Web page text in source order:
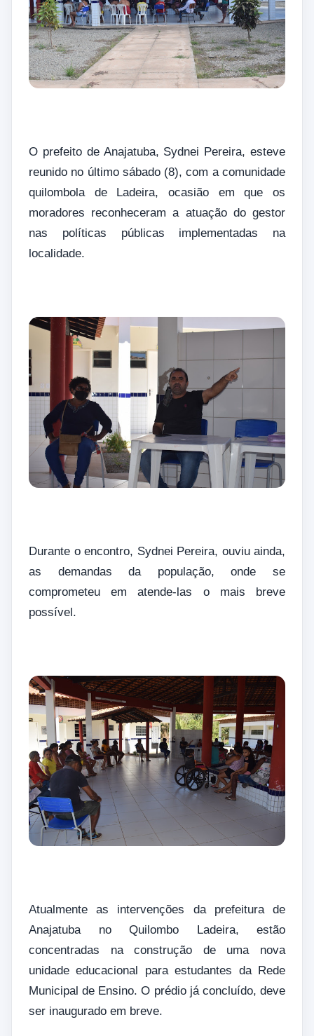
O prefeito de Anajatuba, Sydnei Pereira, esteve
reunido no último sábado (8), com a comunidade
quilombola de Ladeira, ocasião em que os
moradores reconheceram a atuação do gestor
nas políticas públicas implementadas na
localidade.
Durante o encontro, Sydnei Pereira, ouviu ainda,
as demandas da população, onde se
comprometeu em atende‐las o mais breve
possível.
Atualmente as intervenções da prefeitura de
Anajatuba no Quilombo Ladeira, estão
concentradas na construção de uma nova
unidade educacional para estudantes da Rede
Municipal de Ensino. O prédio já concluído, deve
ser inaugurado em breve.